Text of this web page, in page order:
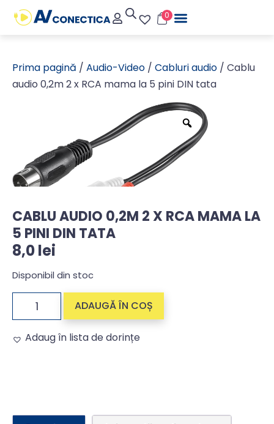
0
Prima pagină / Audio-Video / Cabluri audio / Cablu
audio 0,2m 2 x RCA mama la 5 pini DIN tata
CABLU AUDIO 0,2M 2 X RCA MAMA LA
5 PINI DIN TATA
8,0lei
Disponibil din stoc
ADAUGĂ ÎN COȘ
Adaug în lista de dorințe